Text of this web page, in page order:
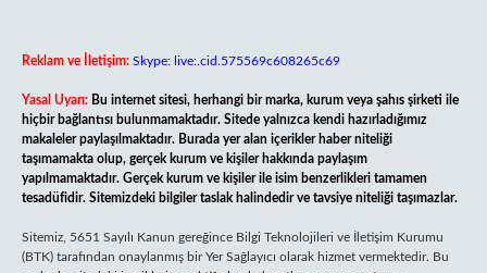
Reklam ve İletişim: Skype: live:.cid.575569c608265c69
Yasal Uyarı: Bu internet sitesi, herhangi bir marka, kurum veya şahıs şirketi ile
hiçbir bağlantısı bulunmamaktadır. Sitede yalnızca kendi hazırladığımız
makaleler paylaşılmaktadır. Burada yer alan içerikler haber niteliği
taşımamakta olup, gerçek kurum ve kişiler hakkında paylaşım
yapılmamaktadır. Gerçek kurum ve kişiler ile isim benzerlikleri tamamen
tesadüfidir. Sitemizdeki bilgiler taslak halindedir ve tavsiye niteliği taşımazlar.
Sitemiz, 5651 Sayılı Kanun gereğince Bilgi Teknolojileri ve İletişim Kurumu
(BTK) tarafından onaylanmış bir Yer Sağlayıcı olarak hizmet vermektedir. Bu